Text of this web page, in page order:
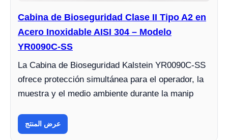
Cabina de Bioseguridad Clase II Tipo A2 en
Acero Inoxidable AISI 304 – Modelo
YR0090C-SS
La Cabina de Bioseguridad Kalstein YR0090C-SS
ofrece protección simultánea para el operador, la
muestra y el medio ambiente durante la manip
عرض المنتج